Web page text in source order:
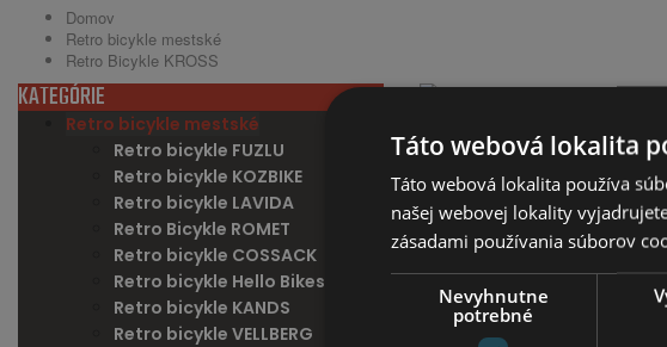
Domov
Retro bicykle mestské
Retro Bicykle KROSS
KATEGÓRIE
Retro bicykle mestské
Retro bicykle FUZLU
Retro bicykle KOZBIKE
Retro bicykle LAVIDA
Retro Bicykle ROMET
Retro bicykle COSSACK
Retro bicykle Hello Bikes
Retro bicykle KANDS
Retro bicykle VELLBERG
Retro Bicykel značky
konštrukciu rámu a funkčný
bez použitia vonkajších
vyrobené z vysoko
zosadnutie z bicykla.
Táto webová lokalita
Táto webová lokalita používa
našej webovej lokality
zásadami používania súborov
Nevyhnutne
potrebné